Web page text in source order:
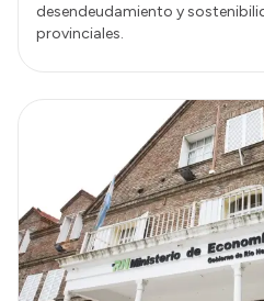
desendeudamiento y
provinciales.